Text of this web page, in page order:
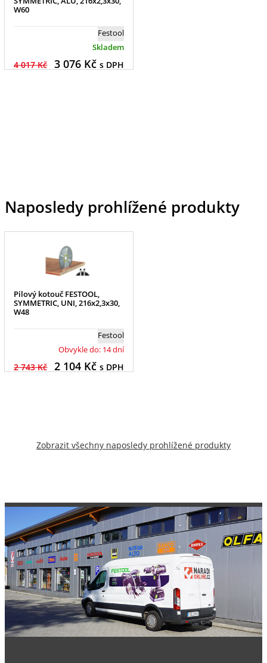
W60
Festool
Skladem
4 017 Kč 3 076Kč s DPH
Naposledy prohlížené produkty
Pilový kotouč FESTOOL,
SYMMETRIC, UNI, 216x2,3x30,
W48
Festool
Obvykle do: 14 dní
2 743 Kč 2 104Kč s DPH
Zobrazit všechny naposledy prohlížené produkty